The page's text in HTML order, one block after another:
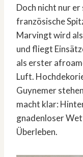
Doch nicht nur
französische
Marvingt wird
und fliegt
als erster
Luft.
Guynemer
macht klar:
gnadenloser
Überleben.